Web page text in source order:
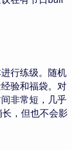
行练级。随机
验和福袋。对
非常短，几乎
，但也不会影